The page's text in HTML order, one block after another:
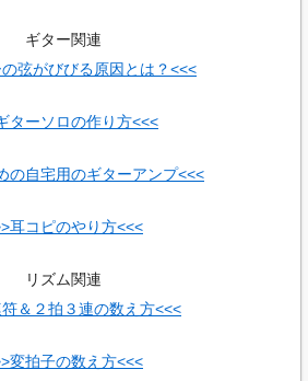
ギター関連
弦がびびる原因とは？<<<
ターソロの作り方<<<
の自宅用のギターアンプ<<<
耳コピのやり方<<<
リズム関連
＆２拍３連の数え方<<<
変拍子の数え方<<<